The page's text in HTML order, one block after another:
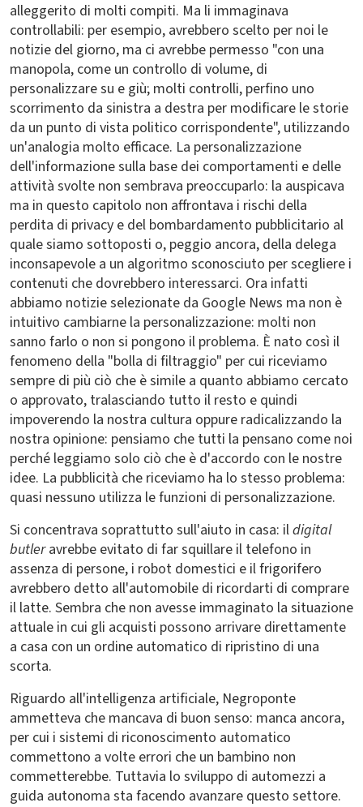
alleggerito di molti compiti. Ma li immaginava
controllabili: per esempio, avrebbero scelto per noi le
notizie del giorno, ma ci avrebbe permesso "con una
manopola, come un controllo di volume, di
personalizzare su e giù; molti controlli, perfino uno
scorrimento da sinistra a destra per modificare le storie
da un punto di vista politico corrispondente", utilizzando
un'analogia molto efficace. La personalizzazione
dell'informazione sulla base dei comportamenti e delle
attività svolte non sembrava preoccuparlo: la auspicava
ma in questo capitolo non affrontava i rischi della
perdita di privacy e del bombardamento pubblicitario al
quale siamo sottoposti o, peggio ancora, della delega
inconsapevole a un algoritmo sconosciuto per scegliere i
contenuti che dovrebbero interessarci. Ora infatti
abbiamo notizie selezionate da Google News ma non è
intuitivo cambiarne la personalizzazione: molti non
sanno farlo o non si pongono il problema. È nato così il
fenomeno della "bolla di filtraggio" per cui riceviamo
sempre di più ciò che è simile a quanto abbiamo cercato
o approvato, tralasciando tutto il resto e quindi
impoverendo la nostra cultura oppure radicalizzando la
nostra opinione: pensiamo che tutti la pensano come noi
perché leggiamo solo ciò che è d'accordo con le nostre
idee. La pubblicità che riceviamo ha lo stesso problema:
quasi nessuno utilizza le funzioni di personalizzazione.
Si concentrava soprattutto sull'aiuto in casa: ildigital
butleravrebbe evitato di far squillare il telefono in
assenza di persone, i robot domestici e il frigorifero
avrebbero detto all'automobile di ricordarti di comprare
il latte. Sembra che non avesse immaginato la situazione
attuale in cui gli acquisti possono arrivare direttamente
a casa con un ordine automatico di ripristino di una
scorta.
Riguardo all'intelligenza artificiale, Negroponte
ammetteva che mancava di buon senso: manca ancora,
per cui i sistemi di riconoscimento automatico
commettono a volte errori che un bambino non
commetterebbe. Tuttavia lo sviluppo di automezzi a
guida autonoma sta facendo avanzare questo settore.